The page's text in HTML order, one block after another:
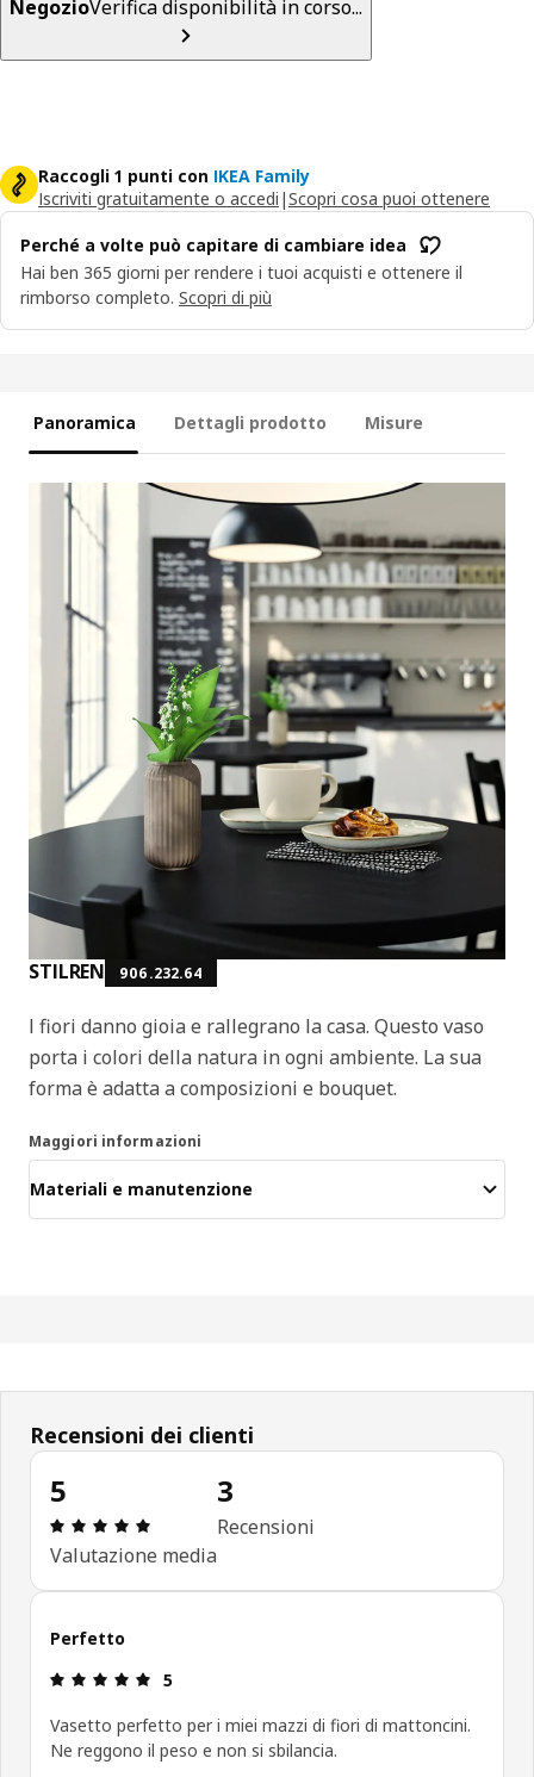
NegozioVerifica disponibilità in corso...
Raccogli 1 punti con IKEA Family
Iscriviti gratuitamente o accedi |Scopri cosa puoi ottenere
Perché a volte può capitare di cambiare idea
Hai ben 365 giorni per rendere i tuoi acquisti e ottenere il
rimborso completo. Scopri di più
Panoramica Dettagli prodotto Misure
STILREN 906.232.64
I fiori danno gioia e rallegrano la casa. Questo vaso
porta i colori della natura in ogni ambiente. La sua
forma è adatta a composizioni e bouquet.
Maggiori informazioni
Materiali e manutenzione
Recensioni dei clienti
5
Recensione: 5 di 5 stelle. Recensioni totali: 3
Valutazione media
3
Recensioni
Perfetto
Recensione: 5 di 5 stelle.
5
Vasetto perfetto per i miei mazzi di fiori di mattoncini.
Ne reggono il peso e non si sbilancia.